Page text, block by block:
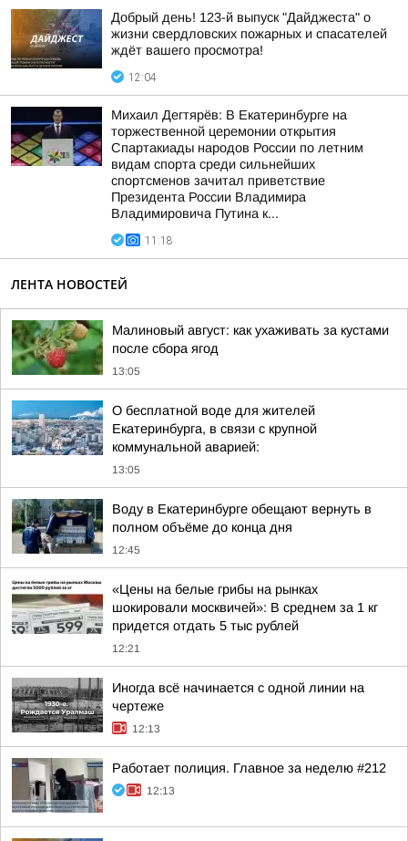
Добрый день! 123-й выпуск "Дайджеста" о
жизни свердловских пожарных и спасателей
ждёт вашего просмотра!
12:04
Михаил Дегтярёв: В Екатеринбурге на
торжественной церемонии открытия
Спартакиады народов России по летним
видам спорта среди сильнейших
спортсменов зачитал приветствие
Президента России Владимира
Владимировича Путина к...
11:18
ЛЕНТА НОВОСТЕЙ
Малиновый август: как ухаживать за кустами
после сбора ягод
13:05
О бесплатной воде для жителей
Екатеринбурга, в связи с крупной
коммунальной аварией:
13:05
Воду в Екатеринбурге обещают вернуть в
полном объёме до конца дня
12:45
«Цены на белые грибы на рынках
шокировали москвичей»: В среднем за 1 кг
придется отдать 5 тыс рублей
12:21
Иногда всё начинается с одной линии на
чертеже
12:13
Работает полиция. Главное за неделю #212
12:13